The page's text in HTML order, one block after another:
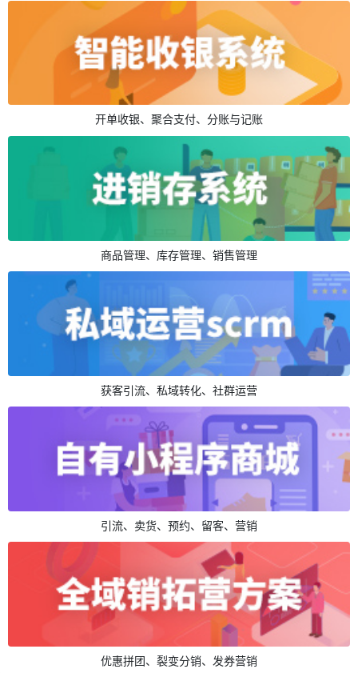
开单收银、聚合支付、分账与记账
商品管理、库存管理、销售管理
获客引流、私域转化、社群运营
引流、卖货、预约、留客、营销
优惠拼团、裂变分销、发券营销